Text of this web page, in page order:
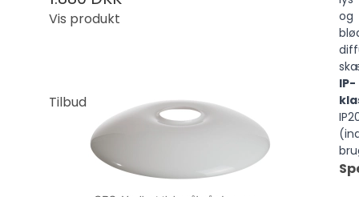
Vis produkt
Tilbud
og
IP-